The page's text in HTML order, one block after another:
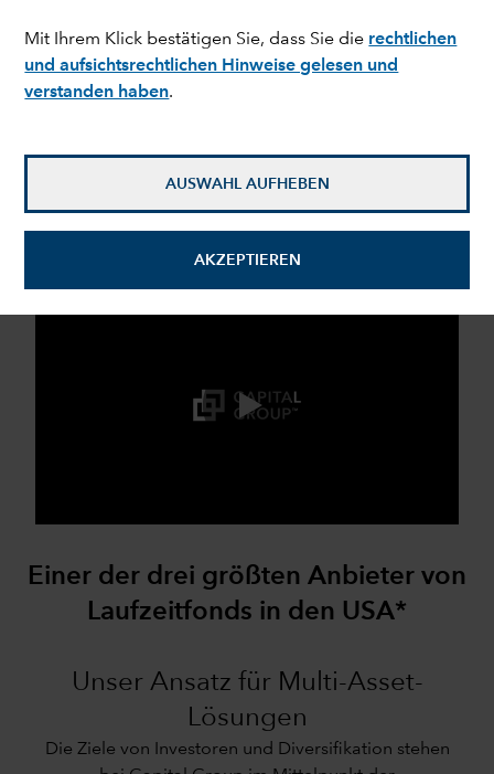
Mit Ihrem Klick bestätigen Sie, dass Sie die rechtlichen
und aufsichtsrechtlichen Hinweise gelesen und
verstanden haben.
AUSWAHL AUFHEBEN
AKZEPTIEREN
Investmentperspektiven
Unser Multi-Asset-Ansatz
Einer der drei größten Anbieter von
Laufzeitfonds in den USA*
Unser Ansatz für Multi-Asset-
Lösungen
Die Ziele von Investoren und Diversifikation stehen